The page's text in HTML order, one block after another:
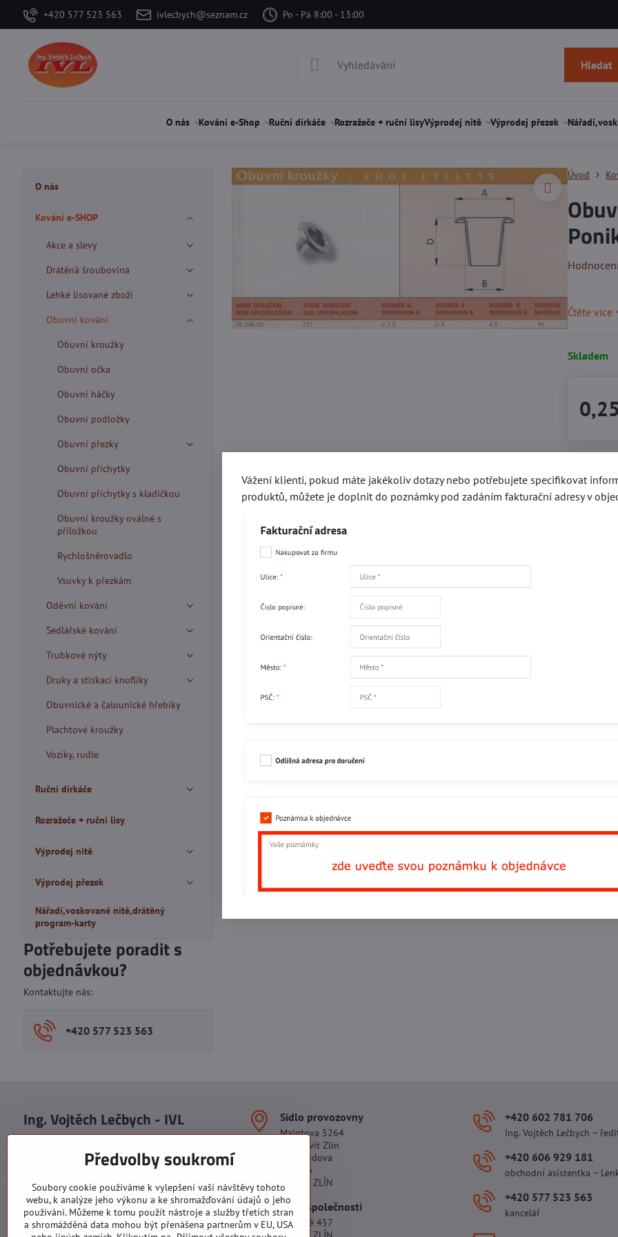
+420 577 523 563 ivlecbych@seznam.cz Po - Pá 8:00 - 13:00
Hledat
O nás Kování e-Shop Ruční dírkáče Rozražeče + ruční lisyVýprodej nitě Výprodej přezek
Úvod
Čtěte více
Skladem
Více z kategorie
O nás
Kování e-SHOP
Akce a slevy
Drátěná šroubovina
Lehké lisované zboží
Obuvní kování
Obuvní kroužky
Obuvní očka
Obuvní háčky
Obuvní podložky
Obuvní přezky
Obuvní příchytky
Obuvní příchytky s kladičkou
Obuvní kroužky oválné s
příložkou
Rychlošněrovadlo
Vsuvky k přezkám
Oděvní kování
Sedlářské kování
Trubkové nýty
Druky a stiskací knoflíky
Obuvnické a čalounické hřebíky
Plachtové kroužky
Vozíky, rudle
Ruční dírkáče
Rozražeče + ruční lisy
Výprodej nitě
Výprodej přezek
Nářadí,voskované nitě,drátěný
program-karty
Potřebujete poradit s
objednávkou?
Kontaktujte nás:
+420 577 523 563
Ing. Vojtěch Lečbych - IVL
DIČ: CZ5602130809
IČO: 29007356
DIČ: CZ29007356
Sídlo provozovny
Malotova 5264
Areál Svit Zlín
113. budova
1. patro
760 01 ZLÍN
Sídlo společnosti
U Hřiště 457
+420 602 781 706
Ing. Vojtěch Lečbych –
+420 606 929 181
obchodní asistentka –
+420 577 523 563
kancelář
Předvolby soukromí
Soubory cookie používáme k vylepšení vaší návštěvy tohoto
webu, k analýze jeho výkonu a ke shromažďování údajů o jeho
používání. Můžeme k tomu použít nástroje a služby třetích stran
a shromážděná data mohou být přenášena partnerům v EU, USA
Vážení klienti, pokud máte jakékoliv dotazy nebo potřebujete specifikovat
produktů, můžete je doplnit do poznámky pod zadáním fakturační adresy v